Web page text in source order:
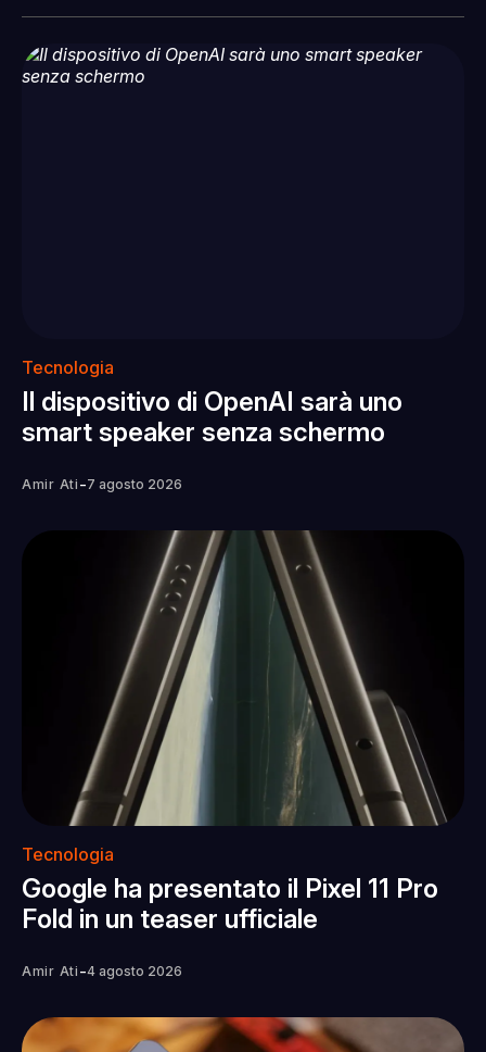
Tecnologia
Il dispositivo di OpenAI sarà uno
smart speaker senza schermo
Amir Ati -7 agosto 2026
Tecnologia
Google ha presentato il Pixel 11 Pro
Fold in un teaser ufficiale
Amir Ati -4 agosto 2026